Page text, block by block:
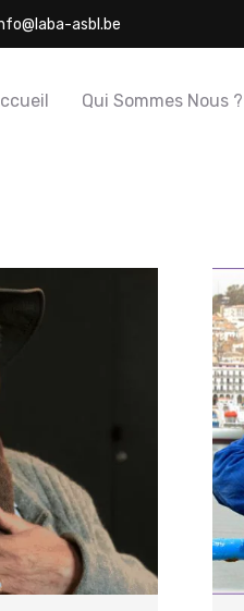
asbl.be
Qui Sommes Nous ?